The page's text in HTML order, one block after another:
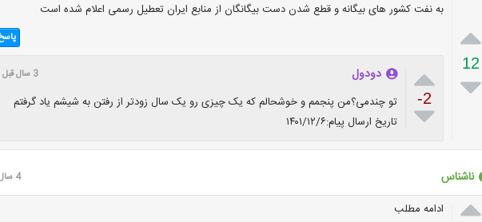

12

به نفت کشور های بیگانه و قطع شدن دست بیگانگان از منابع ایران تعطیل رسمی اعلام شده است

-2

دودول 3 سال قبل
تو چندمی؟من پنجمم و خوشحالم که یک چیزی رو یک سال زودتر از رفتن به شیشم یاد گرفتم
تاریخ ارسال پیام:۱۴۰۱/۱۲/۶
ناشناس 4 سال قبل
 ادامه مطلب